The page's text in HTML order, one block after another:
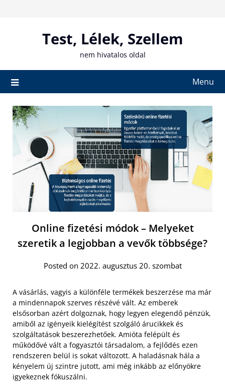
Test, Lélek, Szellem
nem hivatalos oldal
Menu
Online fizetési módok – Melyeket
szeretik a legjobban a vevők többsége?
Posted on 2022. augusztus 20. szombat
A vásárlás, vagyis a különféle termékek beszerzése ma már
a mindennapok szerves részévé vált. Az emberek
elsősorban azért dolgoznak, hogy legyen elegendő pénzük,
amiből az igényeik kielégítést szolgáló árucikkek és
szolgáltatások beszerezhetőek. Amióta felépült és
működővé vált a fogyasztói társadalom, a fejlődés ezen
rendszeren belül is sokat változott. A haladásnak hála a
kényelem új szintre jutott, ami még inkább az előnyökre
igyekeznek fókuszálni.